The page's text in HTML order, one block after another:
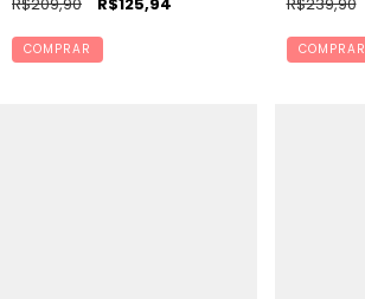
COMPRAR COMPRAR